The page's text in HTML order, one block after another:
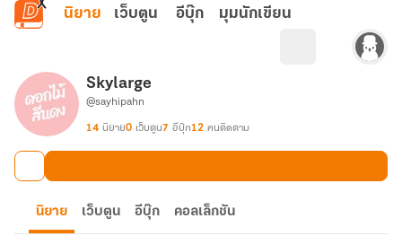
ข้ามไปยังเนื้อหาหลัก
นิยาย เว็บตูน อีบุ๊ก มุมนักเขียน
Skylarge
@sayhipahn
14 นิยาย0 เว็บตูน7 อีบุ๊ก12 คนติดตาม
นิยาย เว็บตูน อีบุ๊ก คอลเล็กชัน